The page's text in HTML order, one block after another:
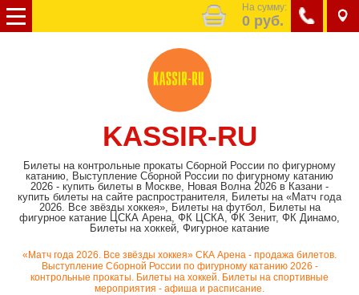
KASSIR-RU
Билеты на контрольные прокаты Сборной России по фигурному
катанию, Выступление Сборной России по фигурному катанию
2026 - купить билеты в Москве, Новая Волна 2026 в Казани -
купить билеты на сайте распространителя, Билеты на «Матч года
2026. Все звёзды хоккея», Билеты на футбол, Билеты на
фигурное катание ЦСКА Арена, ФК ЦСКА, ФК Зенит, ФК Динамо,
Билеты на хоккей, Фигурное катание
«Матч года 2026. Все звёзды хоккея» СКА Арена - продажа билетов.
Выступление Сборной России по фигурному катанию 2026 -
контрольные прокаты. Билеты на хоккей. Билеты на спортивные
мероприятия - афиша и расписание.
На сумму:
0 руб.